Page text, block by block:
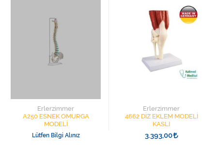
Erlerzimmer
A250 ESNEK OMURGA
MODELİ
Lütfen Bilgi Alınız
Erlerzimmer
4662 DİZ EKLEM MODELİ
KASLI
3.393,00